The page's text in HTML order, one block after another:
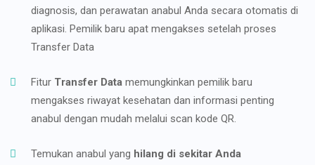
diagnosis, dan perawatan anabul Anda secara otomatis di
aplikasi. Pemilik baru apat mengakses setelah proses
Transfer Data
Fitur Transfer Data memungkinkan pemilik baru
mengakses riwayat kesehatan dan informasi penting
anabul dengan mudah melalui scan kode QR.
Temukan anabul yang hilang di sekitar Anda